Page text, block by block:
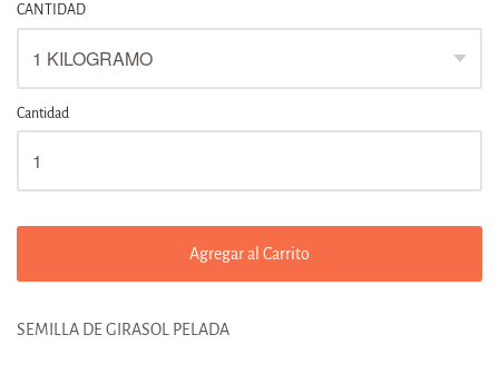
CANTIDAD
Cantidad
Agregar al Carrito
SEMILLA DE GIRASOL PELADA